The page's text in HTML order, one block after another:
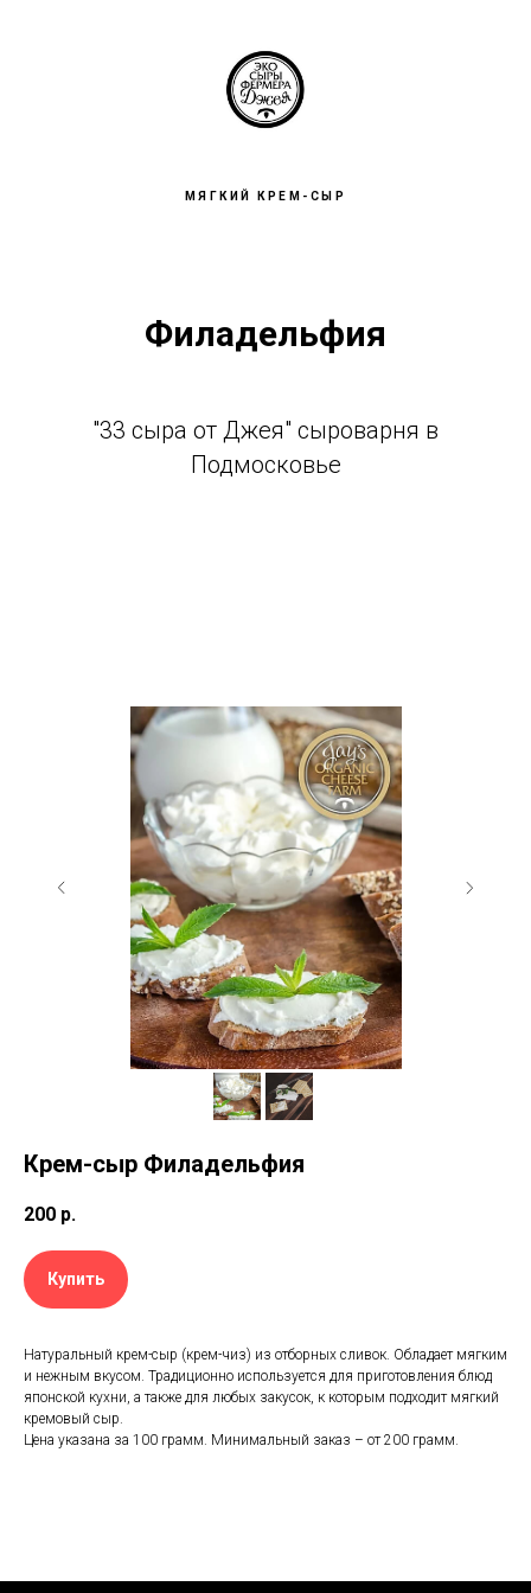
МЯГКИЙ КРЕМ-СЫР
Филадельфия
"33 сыра от Джея" сыроварня в
Подмосковье
Крем-сыр Филадельфия
200 р.
Купить
Натуральный крем-сыр (крем-чиз) из отборных сливок. Обладает мягким
и нежным вкусом. Традиционно используется для приготовления блюд
японской кухни, а также для любых закусок, к которым подходит мягкий
кремовый сыр.
Цена указана за 100 грамм. Минимальный заказ – от 200 грамм.